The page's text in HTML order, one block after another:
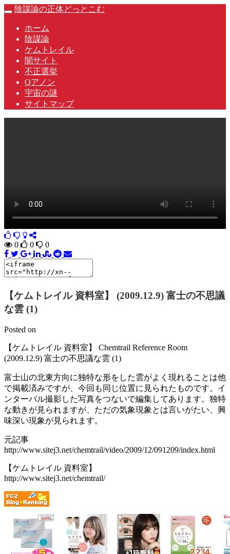
Skip
content
Toggle
陰謀論の正体どっとこむ
ホーム
陰謀論
ケムトレイル
闇サイト
不正選挙
Qアノン
宇宙の謎
サイトマップ
0 0 0
【ケムトレイル 資料室】 (2009.12.9) 富士の不思議
な雲 (1)
Posted on
【ケムトレイル 資料室】 Chemtrail Reference Room
(2009.12.9) 富士の不思議な雲 (1)
富士山の北東方向に独特な形をした雲がよく現れることは他
で掲載済みですが、今回も同じ位置に見られたものです。イ
ンターバル撮影した写真をつないで編集してあります。独特
な動きが見られますが、ただの気象現象とは言いがたい、興
味深い現象が見られます。
元記事
http://www.sitej3.net/chemtrail/video/2009/12/091209/index.html
【ケムトレイル 資料室】
http://www.sitej3.net/chemtrail/